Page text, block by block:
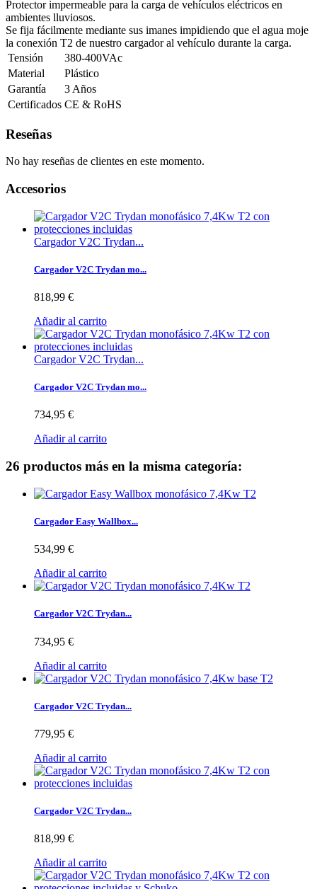
Protector impermeable para la carga de vehículos eléctricos en
ambientes lluviosos.
Se fija fácilmente mediante sus imanes impidiendo que el agua moje
la conexión T2 de nuestro cargador al vehículo durante la carga.
Tensión
380-400VAc
Material
Plástico
Garantía
3 Años
Certificados CE & RoHS
Reseñas
No hay reseñas de clientes en este momento.
Accesorios
Cargador V2C Trydan...
Cargador V2C Trydan mo...
818,99 €
Añadir al carrito
Cargador V2C Trydan...
Cargador V2C Trydan mo...
734,95 €
Añadir al carrito
26 productos más en la misma categoría:
Cargador Easy Wallbox...
534,99 €
Añadir al carrito
Cargador V2C Trydan...
734,95 €
Añadir al carrito
Cargador V2C Trydan...
779,95 €
Añadir al carrito
Cargador V2C Trydan...
818,99 €
Añadir al carrito